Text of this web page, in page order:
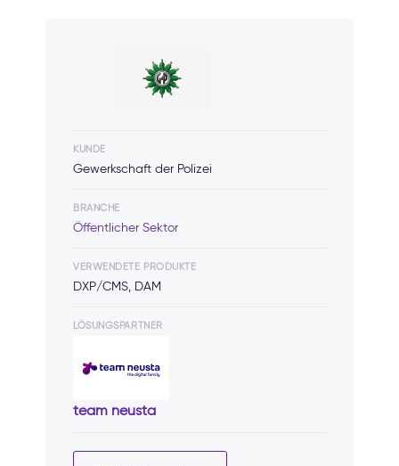
KUNDE
Gewerkschaft der Polizei
BRANCHE
Öffentlicher Sektor
VERWENDETE PRODUKTE
DXP/CMS, DAM
LÖSUNGSPARTNER
team neusta